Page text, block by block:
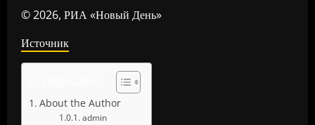
© 2026, РИА «Новый День»
Источник
About the Author
admin